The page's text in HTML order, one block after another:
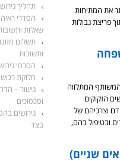
את המתיחות
פריצת גבולות
המשותף המתלווה
הזקוקים
וצרכיהם של
ובטיפול בהם,
שניים)
תהליך
הסדרי ראיה
שאלות
תשלום
ותשובות
הסכמי
חלוקת
גישור –
וסכסוכים
גירושים
בצד